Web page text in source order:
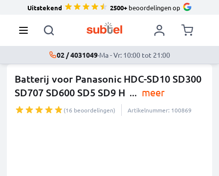
Uitstekend 2500+beoordelingen op
02 / 4031049·Ma - Vr: 10:00 tot 21:00
Batterij voor Panasonic HDC-SD10 SD300
SD707 SD600 SD5 SD9 H ... meer
(16 beoordelingen) Artikelnummer: 100869